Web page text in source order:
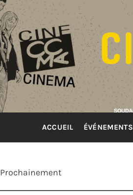
ACCUEIL ÉVÉNEMENTS
Prochainement